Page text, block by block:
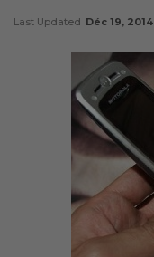
Last Updated Déc 19, 2014